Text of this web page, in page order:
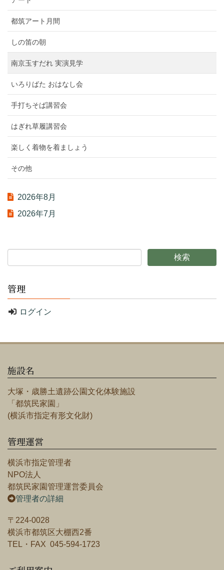
都筑アート月間
しの笛の朝
南京玉すだれ 実演見学
いろりばた おはなし会
手打ちそば講習会
はぎれ草履講習会
楽しく着物を着ましょう
その他
2026年8月
2026年7月
管理
ログイン
施設名
大塚・歳勝土遺跡公園文化体験施設
「都筑民家園」
(横浜市指定有形文化財)
管理運営
横浜市指定管理者
NPO法人
都筑民家園管理運営委員会
管理者の詳細
〒224-0028
横浜市都筑区大棚西2番
TEL・FAX 045-594-1723